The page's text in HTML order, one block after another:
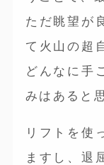
ただ眺望が
て火山の超
どんなに手
みはあると
リフトを使
ますし、退